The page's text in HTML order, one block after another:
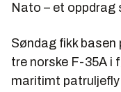
Nato – et oppdrag
Søndag fikk
tre norske F-35A i
maritimt